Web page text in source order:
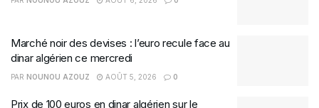
Marché noir des devises : l’euro recule face au
dinar algérien ce mercredi
PAR NOUNOU AZOUZ AOÛT 5, 2026 0
Prix de 100 euros en dinar algérien sur le